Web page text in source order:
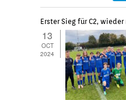
Erster Sieg für C2, wieder
13
OCT
2024